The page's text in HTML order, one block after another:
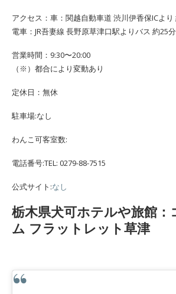
アクセス：車：関越自動車道 渋川伊香保ICより
電車：JR吾妻線 長野原草津口駅よりバス 約25分
営業時間：9:30〜20:00
（※）都合により変動あり
定休日：無休
駐車場:なし
わんこ可客室数:
電話番号:TEL: 0279-88-7515
公式サイト:なし
栃木県犬可ホテルや旅館：
ム フラットレット草津